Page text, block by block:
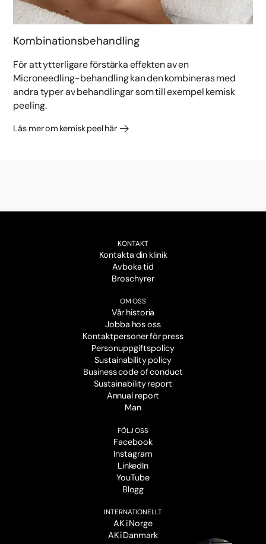
Kombinationsbehandling
För att ytterligare förstärka effekten av en
Microneedling-behandling kan den kombineras med
andra typer av behandlingar som till exempel kemisk
peeling.
Läs mer om kemisk peel här
KONTAKT
Kontakta din klinik
Avboka tid
Broschyrer
OM OSS
Vår historia
Jobba hos oss
Kontaktpersoner för press
Personuppgiftspolicy
Sustainability policy
Business code of conduct
Sustainability report
Annual report
Man
FÖLJ OSS
Facebook
Instagram
LinkedIn
YouTube
Blogg
INTERNATIONELLT
AK i Norge
AK i Danmark